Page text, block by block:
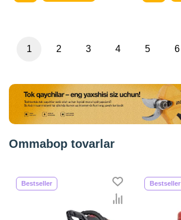
1 2 3 4 5 6
Ommabop tovarlar
Bestseller Bestseller